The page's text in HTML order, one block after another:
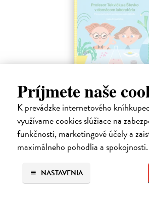
Príjmete naše
K prevádzke internetového
využívame cookies slúžiace na
funkčnosti, marketingové účely a
maximálneho pohodlia a spokojnosti.
NASTAVENIA
Profesor Tekvička a Števko
laboratóriu
Šušaníková Ivana| Kniha
Vedeli ste, že si doma môžete vyrobiť soľné
recyklovaný papier aj dúhu? Vyskúšajte so
Na sklade
14,20 €